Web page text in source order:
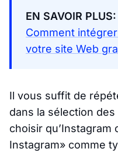
EN SAVOIR PLUS:
Comment
votre site Web
Il vous suffit de
dans la sélection
choisir
Instagram» comme